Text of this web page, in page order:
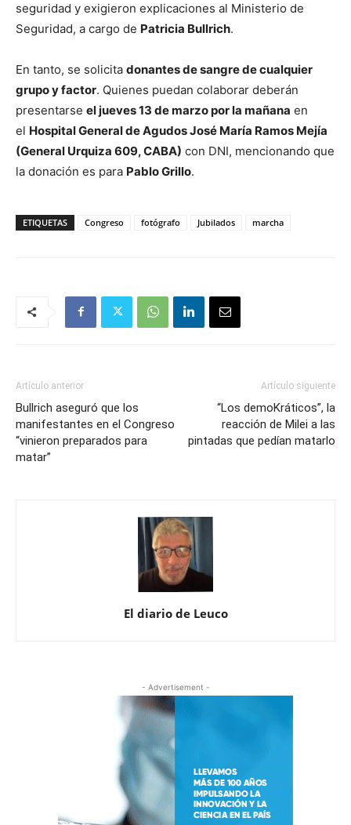
seguridad y exigieron explicaciones al Ministerio de
Seguridad, a cargo de Patricia Bullrich.
En tanto, se solicita donantes de sangre de cualquier
grupo y factor. Quienes puedan colaborar deberán
presentarse el jueves 13 de marzo por la mañana en
el Hospital General de Agudos José María Ramos Mejía
(General Urquiza 609, CABA) con DNI, mencionando que
la donación es para Pablo Grillo.
ETIQUETAS Congreso fotógrafo Jubilados marcha
Artículo anterior
Bullrich aseguró que los
manifestantes en el Congreso
“vinieron preparados para
matar”
Artículo siguiente
“Los demoKráticos”, la
reacción de Milei a las
pintadas que pedían matarlo
El diario de Leuco
- Advertisement -